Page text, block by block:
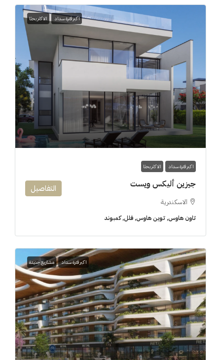
اكبر فترة سداد الاكثر بحثا
اكبر فترة سداد الاكثر بحثا
جيزين أليكس ويست
الاسكندرية
تاون هاوس, توين هاوس, فلل, كمبوند
التفاصيل
اكبر فترة سداد مشاريع جديدة